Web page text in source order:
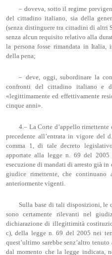
– doveva, sotto il regime
del cittadino italiano, sia della
(senza distinguere tra cittadini di altri
senza alcun requisito relativo alla
la persona fosse rimandata in Italia,
della pena;
– deve, oggi, subordinare la
confronti del cittadino italiano e
«legittimamente ed effettivamente
cinque anni».
4.– La Corte d’appello
precedente all’entrata in vigore del
comma 1, di tale decreto
apportate alla legge n. 69 del
esecuzione di mandati di arresto già
giudice rimettente, che continuano
anteriormente vigenti.
Sulla base di tali disposizioni, le
sono certamente rilevanti nel
dichiarazione di illegittimità
c), della legge n. 69 del 2005 nei
quest’ultimo sarebbe senz’altro
dal momento che la legge indicata,